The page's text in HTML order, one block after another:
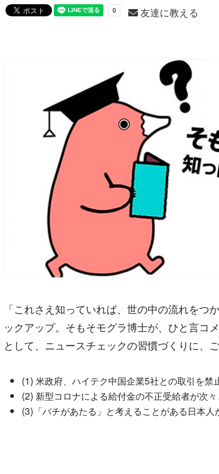
友達に教える
「これさえ知っていれば、世の中の流れを
ックアップ。そもそモグラ博士が、ひと言コ
として、ニュースチェックの習慣づくりに、
(1) 米政府、ハイテク中国企業5社との取引を禁
(2) 新型コロナによる給付金の不正受給者が次
(3)「バチがあたる」と考えることがある日本人